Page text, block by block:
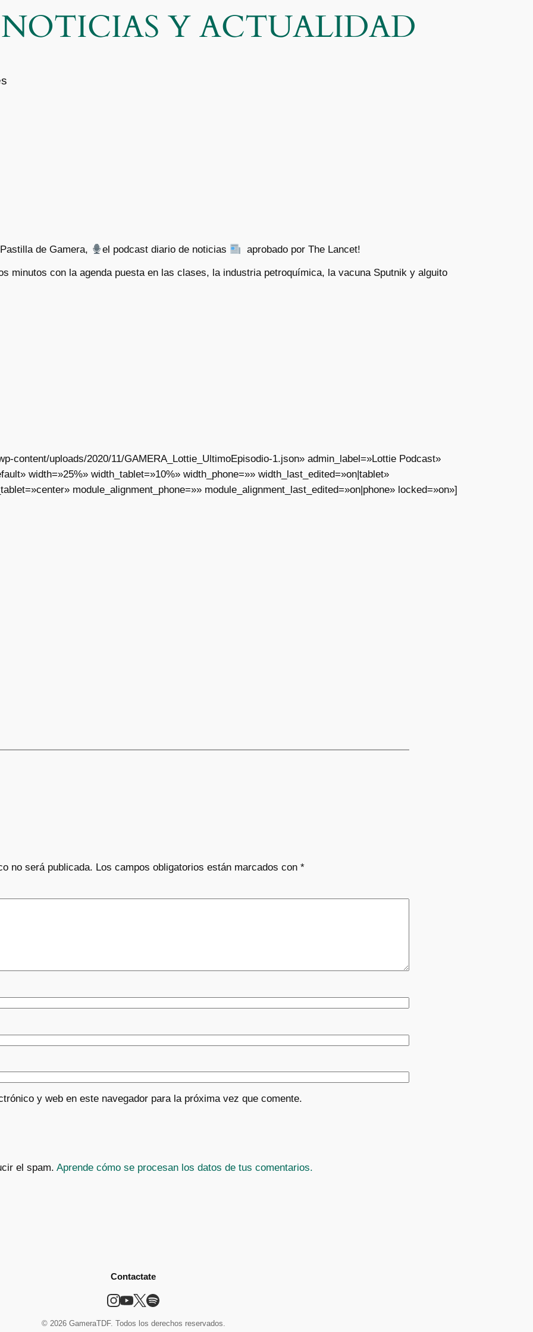
NOTICIAS Y ACTUALIDAD
de Gamera, el podcast diario de noticias aprobado por The Lancet!
minutos con la agenda puesta en las clases, la industria petroquímica, la vacuna Sputnik y alguito
content/uploads/2020/11/GAMERA_Lottie_UltimoEpisodio-1.json» admin_label=»Lottie Podcast»
width=»25%» width_tablet=»10%» width_phone=»» width_last_edited=»on|tablet»
module_alignment_phone=»» module_alignment_last_edited=»on|phone» locked=»on»]
no será publicada. Los campos obligatorios están marcados con *
y web en este navegador para la próxima vez que comente.
el spam. Aprende cómo se procesan los datos de tus comentarios.
Contactate
© 2026 GameraTDF. Todos los derechos reservados.